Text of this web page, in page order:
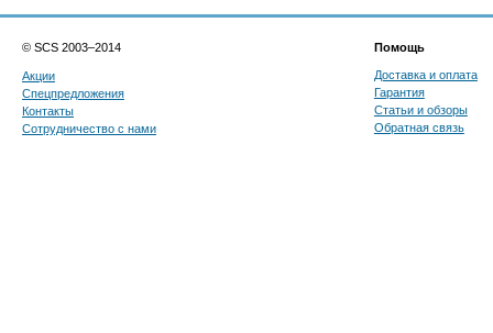
© SCS 2003–2014
Акции
Спецпредложения
Контакты
Сотрудничество с нами
Помощь
Доставка и оплата
Гарантия
Статьи и обзоры
Обратная связь